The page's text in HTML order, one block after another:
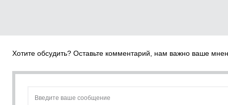
Хотите обсудить? Оставьте комментарий, нам важно ваше
Введите ваше сообщение